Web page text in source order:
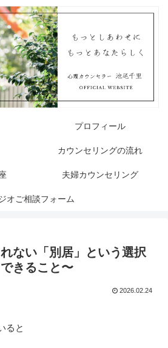
プロフィール
カウンセリングの流れ
夫婦カウンセリング
オご相談フォーム
ない「別居」という選択
きること〜
2026.02.24
ると